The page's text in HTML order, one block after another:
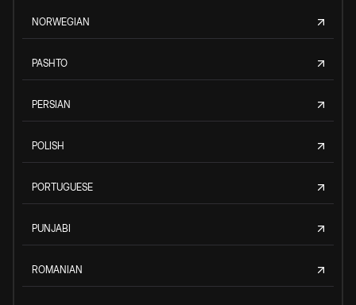
NORWEGIAN
PASHTO
PERSIAN
POLISH
PORTUGUESE
PUNJABI
ROMANIAN